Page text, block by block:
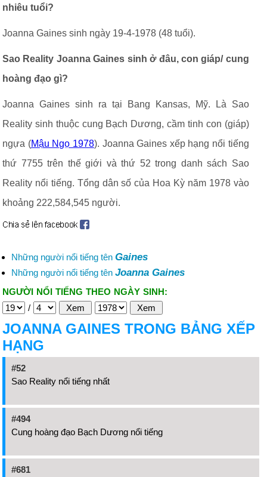
nhiêu tuổi?
Joanna Gaines sinh ngày 19-4-1978 (48 tuổi).
Sao Reality Joanna Gaines sinh ở đâu, con giáp/ cung
hoàng đạo gì?
Joanna Gaines sinh ra tại Bang Kansas, Mỹ. Là Sao
Reality sinh thuộc cung Bạch Dương, cầm tinh con (giáp)
ngựa (Mậu Ngọ 1978). Joanna Gaines xếp hạng nổi tiếng
thứ 7755 trên thế giới và thứ 52 trong danh sách Sao
Reality nổi tiếng. Tổng dân số của Hoa Kỳ năm 1978 vào
khoảng 222,584,545 người.
Những người nổi tiếng tên Gaines
Những người nổi tiếng tên Joanna Gaines
NGƯỜI NỔI TIẾNG THEO NGÀY SINH:
/
JOANNA GAINES TRONG BẢNG XẾP
HẠNG
#52
Sao Reality nổi tiếng nhất
#494
Cung hoàng đạo Bạch Dương nổi tiếng
#681